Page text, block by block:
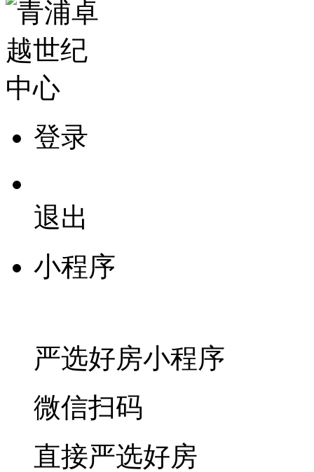
登录
退出
小程序
严选好房小程序
微信扫码
直接严选好房